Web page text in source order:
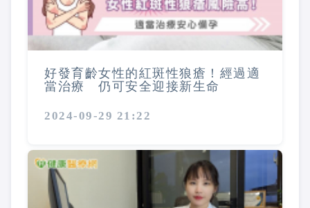
好發育齡女性的紅斑性狼瘡！經過適
當治療 仍可安全迎接新生命
2024-09-29 21:22